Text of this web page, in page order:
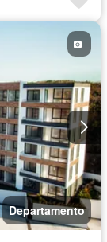
Departamento